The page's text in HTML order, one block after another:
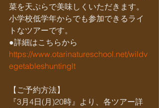
菜を天ぷらで美味しくいただきます。
小学校低学年からでも参加できるライ
トなツアーです。
●詳細はこちらから
https://www.otarinatureschool.net/wildv
egetableshuntinglt
【ご予約方法】
『3月4日(月)20時』より、各ツアー詳